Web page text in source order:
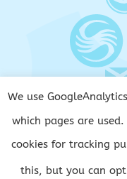
We use
which pages are
cookies for tracking
this, but you can